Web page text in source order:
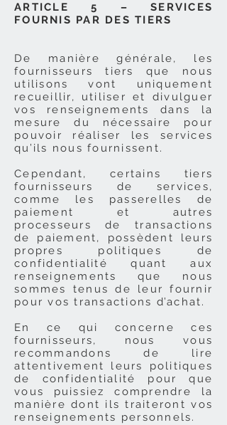
ARTICLE 5 – SERVICES
FOURNIS PAR DES TIERS
De manière générale, les
fournisseurs tiers que nous
utilisons vont uniquement
recueillir, utiliser et divulguer
vos renseignements dans la
mesure du nécessaire pour
pouvoir réaliser les services
qu’ils nous fournissent.
Cependant, certains tiers
fournisseurs de services,
comme les passerelles de
paiement et autres
processeurs de transactions
de paiement, possèdent leurs
propres politiques de
confidentialité quant aux
renseignements que nous
sommes tenus de leur fournir
pour vos transactions d’achat.
En ce qui concerne ces
fournisseurs, nous vous
recommandons de lire
attentivement leurs politiques
de confidentialité pour que
vous puissiez comprendre la
manière dont ils traiteront vos
renseignements personnels.